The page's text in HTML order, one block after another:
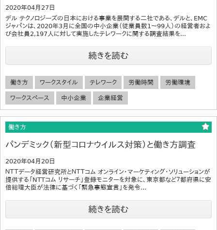
2020年04月27日
デル テクノロジーズの日本における事業を展開する二社である、デルと、EMC
ジャパンは、2020年3月に全国の中小企業（従業員数1～99人）の経営者およ
び会社員2,197人に対して実施したテレワークに関する調査結果を...
続きを読む
働き方 ワークスタイル テレワーク 労働時間 労働環境
ワークスペース 中小企業 企業経営
働き方
パンデミック（新型コロナウイルス対策）と働き方調査
2020年04月20日
ＮＴＴデータ経営研究所とＮＴＴコム オンライン・マーケティング・ソリューションが
提供する「NTTコム リサーチ」登録モニターを対象に、東京都など７都府県に安
倍総理大臣が法律に基づく「緊急事態宣言」を発令...
続きを読む